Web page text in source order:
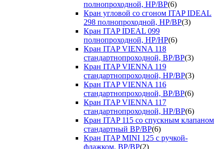
полнопроходной, НР/ВР(6)
Кран угловой со сгоном ITAP IDEAL
298 полнопроходной, НР/ВР(3)
Кран ITAP IDEAL 099
полнопроходной, НР/НР(6)
Кран ITAP VIENNA 118
стандартнопроходной, ВР/ВР(3)
Кран ITAP VIENNA 119
стандартнопроходной, НР/ВР(3)
Кран ITAP VIENNA 116
стандартнопроходной, ВР/ВР(6)
Кран ITAP VIENNA 117
стандартнопроходной, НР/ВР(6)
Кран ITAP 115 со спускным клапаном
стандартный ВР/ВР(6)
Кран ITAP MINI 125 с ручкой-
флажком, ВР/ВР(2)